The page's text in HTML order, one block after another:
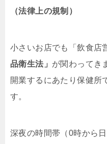
（法律上の規制）
小さいお店でも「飲食店
品衛生法」 が関わってき
開業するにあたり保健所
す。
深夜の時間帯（0時から